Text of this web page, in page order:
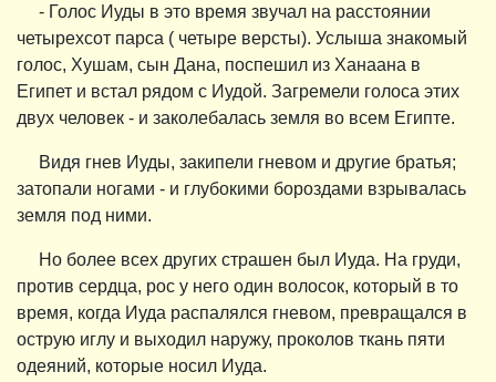
- Голос Иуды в это время звучал на расстоянии
четырехсот парса ( четыре версты). Услыша знакомый
голос, Хушам, сын Дана, поспешил из Ханаана в
Египет и встал рядом с Иудой. Загремели голоса этих
двух человек - и заколебалась земля во всем Египте.
Видя гнев Иуды, закипели гневом и другие братья;
затопали ногами - и глубокими бороздами взрывалась
земля под ними.
Но более всех других страшен был Иуда. На груди,
против сердца, рос у него один волосок, который в то
время, когда Иуда распалялся гневом, превращался в
острую иглу и выходил наружу, проколов ткань пяти
одеяний, которые носил Иуда.